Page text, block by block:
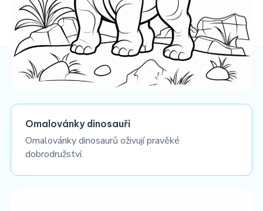
Omalovánky dinosauři
Omalovánky dinosaurů oživují pravěké
dobrodružství.